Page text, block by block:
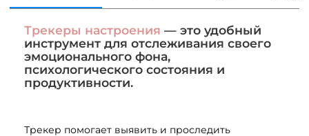
Трекеры настроения — это удобный
инструмент для отслеживания своего
эмоционального фона,
психологического состояния и
продуктивности.
Трекер помогает выявить и проследить